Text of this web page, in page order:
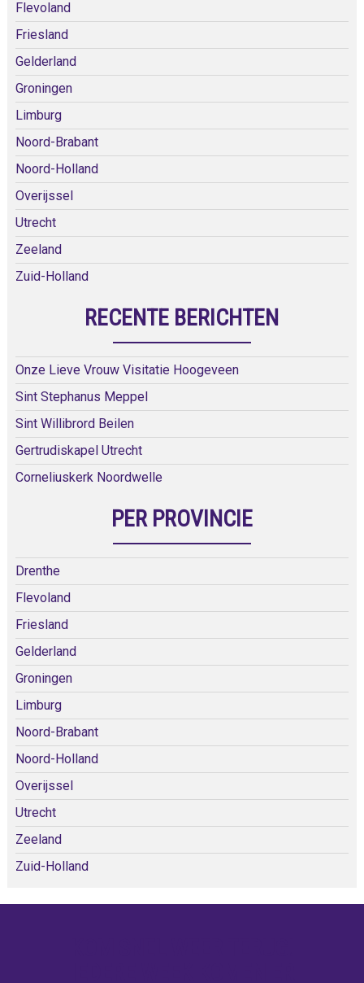
Flevoland
Friesland
Gelderland
Groningen
Limburg
Noord-Brabant
Noord-Holland
Overijssel
Utrecht
Zeeland
Zuid-Holland
RECENTE BERICHTEN
Onze Lieve Vrouw Visitatie Hoogeveen
Sint Stephanus Meppel
Sint Willibrord Beilen
Gertrudiskapel Utrecht
Corneliuskerk Noordwelle
PER PROVINCIE
Drenthe
Flevoland
Friesland
Gelderland
Groningen
Limburg
Noord-Brabant
Noord-Holland
Overijssel
Utrecht
Zeeland
Zuid-Holland